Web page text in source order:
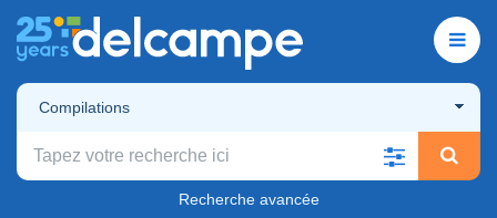
Compilations
Recherche avancée